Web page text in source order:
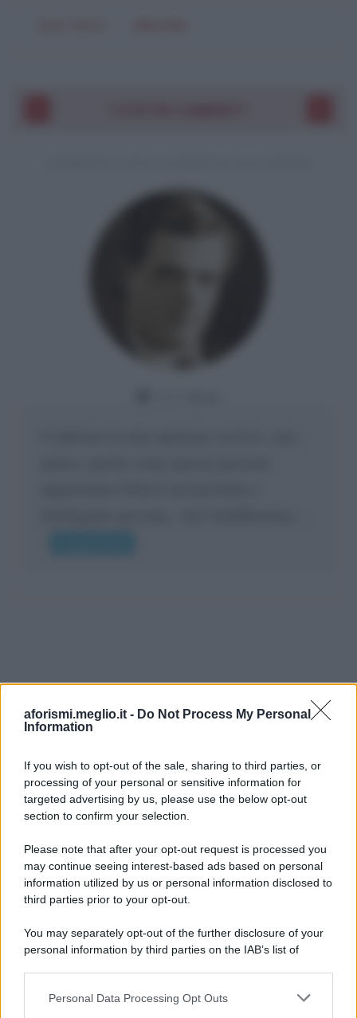
aforismi.meglio.it - Do Not Process My Personal
Information
If you wish to opt-out of the sale, sharing to third parties, or
processing of your personal or sensitive information for
targeted advertising by us, please use the below opt-out
section to confirm your selection.
Please note that after your opt-out request is processed you
may continue seeing interest-based ads based on personal
information utilized by us or personal information disclosed to
third parties prior to your opt-out.
You may separately opt-out of the further disclosure of your
personal information by third parties on the IAB’s list of
This information may also be disclosed by us to third parties
Personal Data Processing Opt Outs
Ricevi LE FRASI PIÙ BELLE via e-mail
E-mail